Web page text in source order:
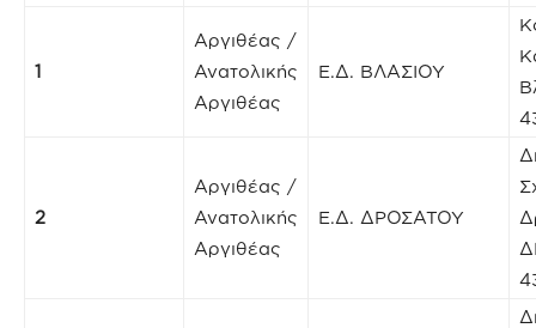
1
Αργιθέας /
Ανατολικής
Αργιθέας
Ε.Δ. ΒΛΑΣΙΟΥ
2
Αργιθέας /
Ανατολικής
Αργιθέας
Ε.Δ. ΔΡΟΣΑΤΟΥ